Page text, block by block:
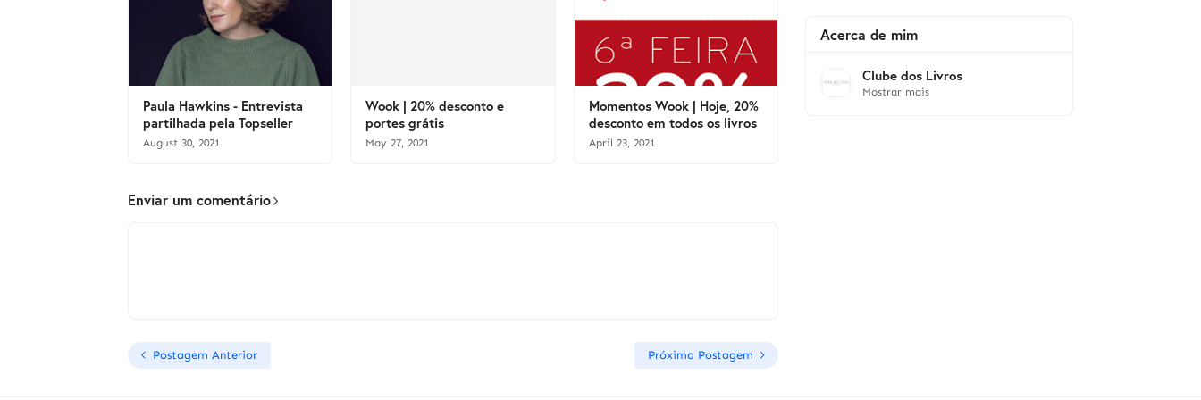
Paula Hawkins - Entrevista
partilhada pela Topseller
August 30, 2021
Wook | 20% desconto e
portes grátis
May 27, 2021
Momentos Wook | Hoje, 20%
desconto em todos os livros
April 23, 2021
Enviar um comentário
Postagem Anterior Próxima Postagem
Acerca de mim
Clube dos Livros
Mostrar mais